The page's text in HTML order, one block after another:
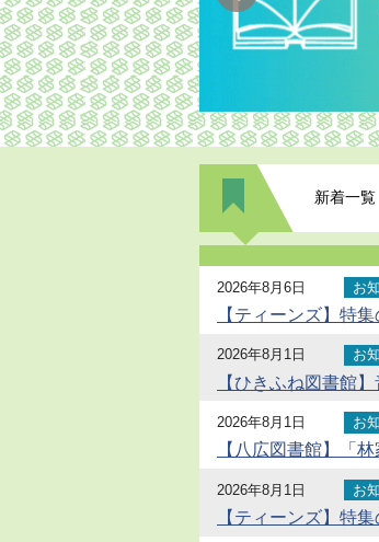
新着一覧
2026年8月6日 お
【ティーンズ】特
2026年8月1日 お
【ひきふね図書館
2026年8月1日 お
【八広図書館】「
2026年8月1日 お
【ティーンズ】特